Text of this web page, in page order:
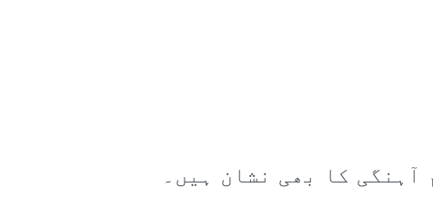
آہنگی کا بھی نشان ہیں۔